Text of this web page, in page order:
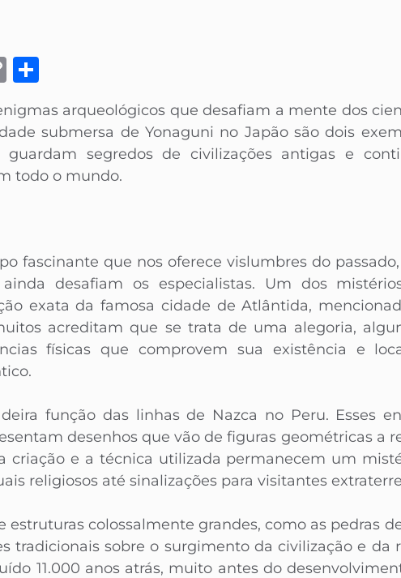
Copy
Link
arqueológicos que desafiam a mente dos
submersa de Yonaguni no Japão são dois
guardam segredos de civilizações antigas e
todo o mundo.
fascinante que nos oferece vislumbres do
desafiam os especialistas. Um dos
exata da famosa cidade de Atlântida,
acreditam que se trata de uma alegoria,
físicas que comprovem sua existência e
função das linhas de Nazca no Peru. Esses
desenhos que vão de figuras geométricas a
criação e a técnica utilizada permanecem um
religiosos até sinalizações para visitantes
estruturas colossalmente grandes, como as pedras
tradicionais sobre o surgimento da civilização e da
11.000 anos atrás, muito antes do